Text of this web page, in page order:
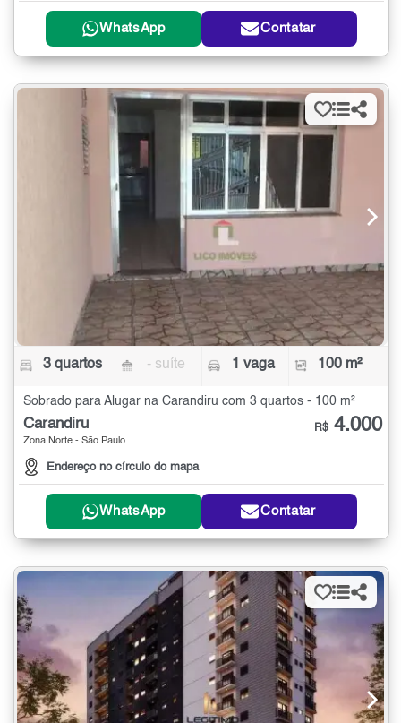
WhatsApp Contatar
3 quartos - suíte 1 vaga 100 m²
Sobrado para Alugar na Carandiru com 3 quartos - 100 m²
Carandiru
Zona Norte - São Paulo
Endereço no círculo do mapa
R$ 4.000
WhatsApp Contatar